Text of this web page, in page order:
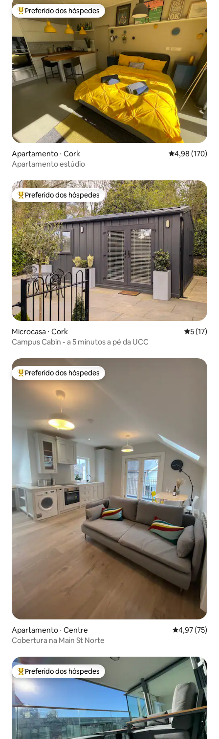
Entre os melhores preferidos dos hóspedes
Preferido dos hóspedes
Apartamento ⋅ Cork 4,98 de uma
4,98 (170)
Apartamento estúdio
Entre os melhores preferidos dos hóspedes
Preferido dos hóspedes
Microcasa ⋅ Cork 5 de uma
5 (17)
Campus Cabin - a 5 minutos a pé da UCC
Entre os melhores preferidos dos hóspedes
Preferido dos hóspedes
Apartamento ⋅ Centre 4,97 de uma
4,97 (75)
Cobertura na Main St Norte
Entre os melhores preferidos dos hóspedes
Preferido dos hóspedes